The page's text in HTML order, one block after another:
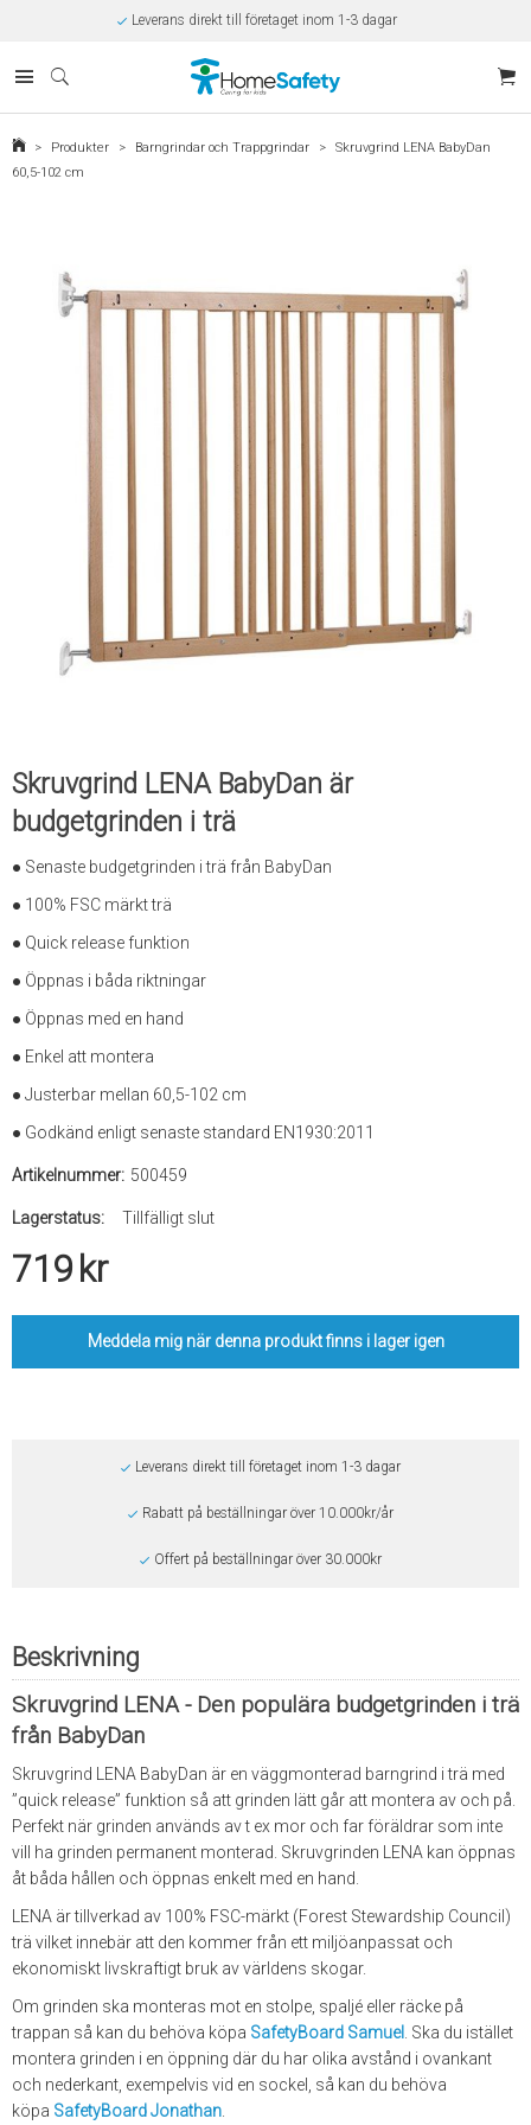
Leverans direkt till företaget inom 1-3 dagar
Rabatt på beställningar över 10.000kr/år
Kunnig kundtjänst Egen tillverkning Eget lager i Kungsbacka
> Produkter > Barngrindar och Trappgrindar >
Skruvgrind LENA BabyDan
60,5-102 cm
Skruvgrind LENA BabyDan är
budgetgrinden i trä
● Senaste budgetgrinden i trä från BabyDan
● 100% FSC märkt trä
● Quick release funktion
● Öppnas i båda riktningar
● Öppnas med en hand
● Enkel att montera
● Justerbar mellan 60,5-102 cm
● Godkänd enligt senaste standard EN1930:2011
Artikelnummer: 500459
Lagerstatus: Tillfälligt slut
719 kr
Meddela mig när denna produkt finns i lager igen
Leverans direkt till företaget inom 1-3 dagar
Rabatt på beställningar över 10.000kr/år
Offert på beställningar över 30.000kr
Beskrivning
Skruvgrind LENA - Den populära budgetgrinden i trä
från BabyDan
Skruvgrind LENA BabyDan är en väggmonterad barngrind i trä med
”quick release” funktion så att grinden lätt går att montera av och på.
Perfekt när grinden används av t ex mor och far föräldrar som inte
vill ha grinden permanent monterad. Skruvgrinden LENA kan öppnas
åt båda hållen och öppnas enkelt med en hand.
LENA är tillverkad av 100% FSC-märkt (Forest Stewardship Council)
trä vilket innebär att den kommer från ett miljöanpassat och
ekonomiskt livskraftigt bruk av världens skogar.
Om grinden ska monteras mot en stolpe, spaljé eller räcke på
trappan så kan du behöva köpa SafetyBoard Samuel . Ska du istället
montera grinden i en öppning där du har olika avstånd i ovankant
och nederkant, exempelvis vid en sockel, så kan du behöva
köpa SafetyBoard Jonathan